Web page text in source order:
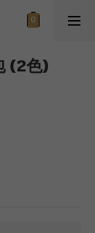
(2色)